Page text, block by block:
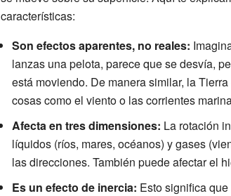
características:
Son efectos aparentes, no reales:
lanzas una pelota, parece que se desvía,
está moviendo. De manera similar, la
cosas como el viento o las corrientes
Afecta en tres dimensiones: La rotación
líquidos (ríos, mares, océanos) y gases
las direcciones. También puede afectar el
Es un efecto de inercia: Esto significa